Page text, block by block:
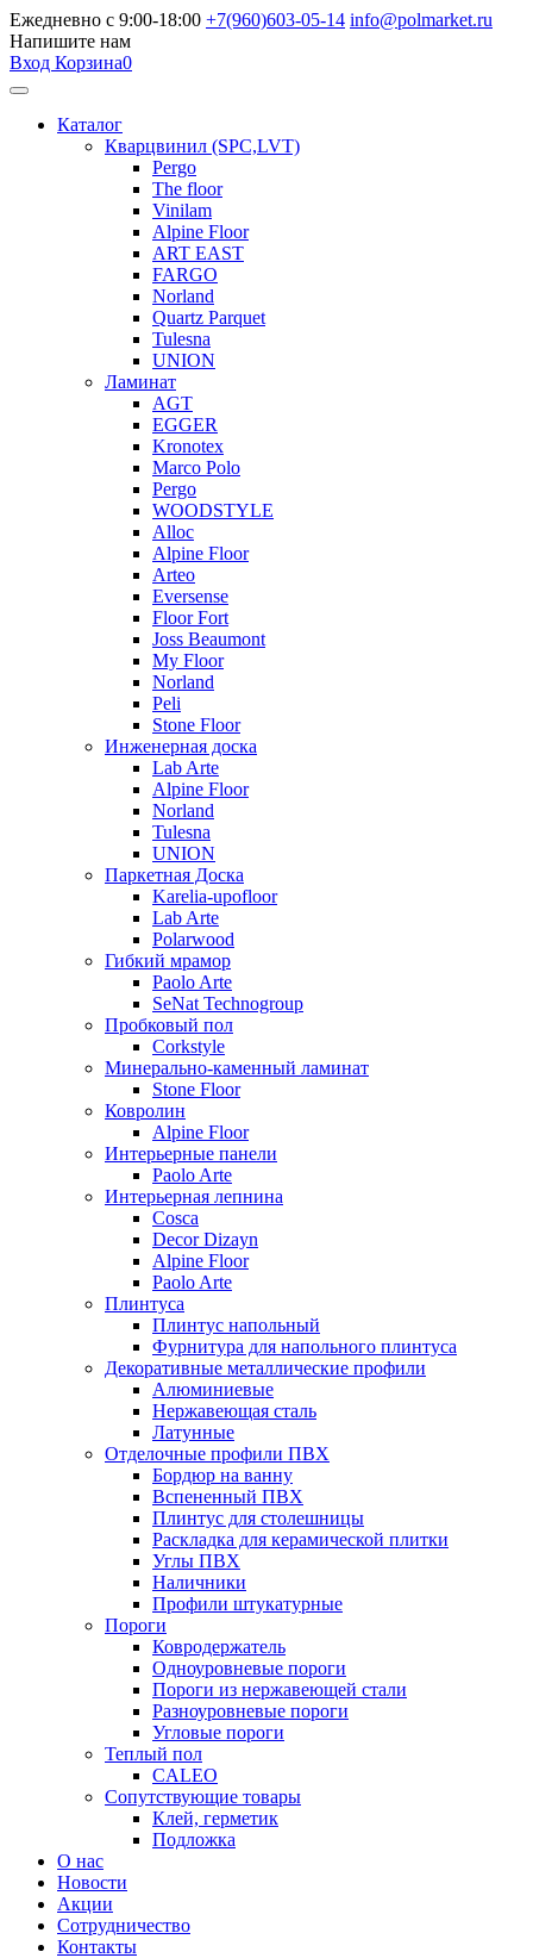
Ежедневно с 9:00-18:00 +7(960)603-05-14 info@polmarket.ru
Напишите нам
Вход Корзина0
Каталог
Кварцвинил (SPC,LVT)
Pergo
The floor
Vinilam
Alpine Floor
ART EAST
FARGO
Norland
Quartz Parquet
Tulesna
UNION
Ламинат
AGT
EGGER
Kronotex
Marco Polo
Pergo
WOODSTYLE
Alloc
Alpine Floor
Arteo
Eversense
Floor Fort
Joss Beaumont
My Floor
Norland
Peli
Stone Floor
Инженерная доска
Lab Arte
Alpine Floor
Norland
Tulesna
UNION
Паркетная Доска
Karelia-upofloor
Lab Arte
Polarwood
Гибкий мрамор
Paolo Arte
SeNat Technogroup
Пробковый пол
Corkstyle
Минерально-каменный ламинат
Stone Floor
Ковролин
Alpine Floor
Интерьерные панели
Paolo Arte
Интерьерная лепнина
Cosca
Decor Dizayn
Alpine Floor
Paolo Arte
Плинтуса
Плинтус напольный
Фурнитура для напольного плинтуса
Декоративные металлические профили
Алюминиевые
Нержавеющая сталь
Латунные
Отделочные профили ПВХ
Бордюр на ванну
Вспененный ПВХ
Плинтус для столешницы
Раскладка для керамической плитки
Углы ПВХ
Наличники
Профили штукатурные
Пороги
Ковродержатель
Одноуровневые пороги
Пороги из нержавеющей стали
Разноуровневые пороги
Угловые пороги
Теплый пол
CALEO
Сопутствующие товары
Клей, герметик
Подложка
О нас
Новости
Акции
Сотрудничество
Контакты